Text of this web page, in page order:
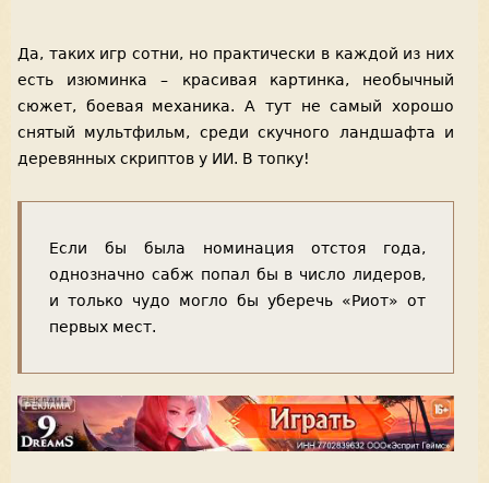
Да, таких игр сотни, но практически в каждой из них
есть изюминка – красивая картинка, необычный
сюжет, боевая механика. А тут не самый хорошо
снятый мультфильм, среди скучного ландшафта и
деревянных скриптов у ИИ. В топку!
Если бы была номинация отстоя года,
однозначно сабж попал бы в число лидеров,
и только чудо могло бы уберечь «Риот» от
первых мест.